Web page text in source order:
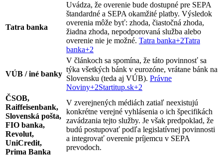
Tatra banka
Uvádza, že overenie bude dostupné pre SEPA
štandardné a SEPA okamžité platby. Výsledok
overenia môže byť: zhoda, čiastočná zhoda,
žiadna zhoda, nepodporovaná služba alebo
overenie nie je možné. Tatra banka+2Tatra
banka+2
VÚB / iné banky
V článkoch sa spomína, že táto povinnosť sa
týka všetkých bánk v eurozóne, vrátane bánk na
Slovensku (teda aj VÚB). Právne
Noviny+2Startitup.sk+2
ČSOB,
Raiffeisenbank,
Slovenská pošta,
FIO banka,
Revolut,
UniCredit,
Prima Banka
V zverejnených médiách zatiaľ neexistujú
konkrétne verejné vyhlásenia o ich špecifikách
zavádzania tejto služby. Je však predpoklad, že
budú postupovať podľa legislatívnej povinnosti
a integrovať overenie príjemcu v SEPA
prevodoch.